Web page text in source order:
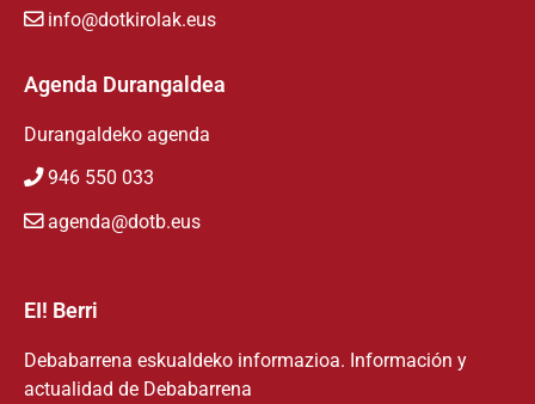
info@dotkirolak.eus
Agenda Durangaldea
Durangaldeko agenda
946 550 033
agenda@dotb.eus
EI! Berri
Debabarrena eskualdeko informazioa. Información y
actualidad de Debabarrena